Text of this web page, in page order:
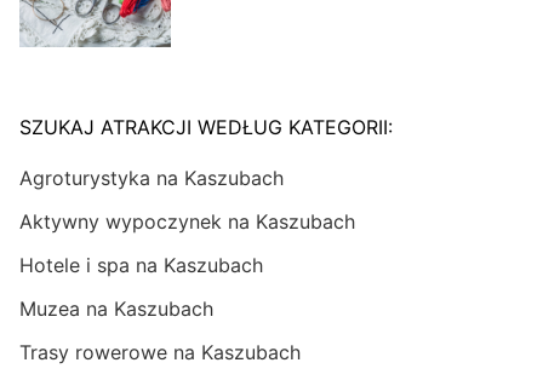
SZUKAJ ATRAKCJI WEDŁUG KATEGORII:
Agroturystyka na Kaszubach
Aktywny wypoczynek na Kaszubach
Hotele i spa na Kaszubach
Muzea na Kaszubach
Trasy rowerowe na Kaszubach